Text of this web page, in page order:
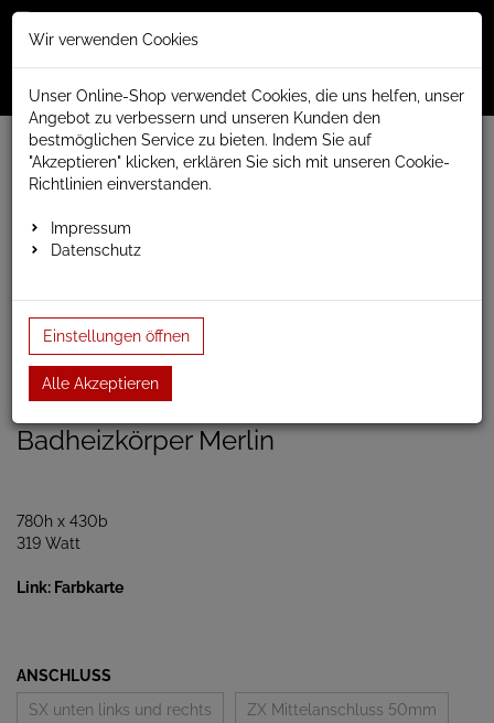
Menü
Weiter einkaufen www.anapont.eu
Badheizkörper
Design Badheizkörper
x 430b
Einloggen und Bewertung schreiben
Artikel-Nummer:
Badheizkörper Merlin
780h x 430b
319 Watt
Link: Farbkarte
ANSCHLUSS
SX unten links und rechts
ZX Mittelanschluss 50mm
Wir verwenden Cookies
Unser Online-Shop verwendet Cookies, die uns helfen, unser
Angebot zu verbessern und unseren Kunden den
bestmöglichen Service zu bieten. Indem Sie auf
"Akzeptieren" klicken, erklären Sie sich mit unseren Cookie-
Richtlinien einverstanden.
Impressum
Datenschutz
Einstellungen öffnen
Alle Akzeptieren